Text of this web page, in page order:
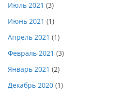
Июль 2021 (3)
Июнь 2021 (1)
Апрель 2021 (1)
Февраль 2021 (3)
Январь 2021 (2)
Декабрь 2020 (1)